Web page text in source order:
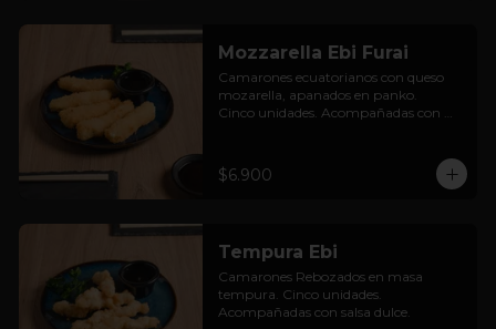
Mozzarella Ebi Furai
Camarones ecuatorianos con queso
mozarella, apanados en panko.
Cinco unidades. Acompañadas con
$6.900
Tempura Ebi
Camarones Rebozados en masa
tempura. Cinco unidades.
Acompañadas con salsa dulce.